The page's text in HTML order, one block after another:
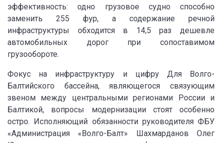
эффективность: одно грузовое судно способно
заменить 255 фур, а содержание речной
инфраструктуры обходится в 14,5 раз дешевле
автомобильных дорог при сопоставимом
грузообороте.
Фокус на инфраструктуру и цифру Для Волго-
Балтийского бассейна, являющегося связующим
звеном между центральными регионами России и
Балтикой, вопросы модернизации стоят особенно
остро. Исполняющий обязанности руководителя ФБУ
«Администрация «Волго-Балт» Шахмарданов Олег